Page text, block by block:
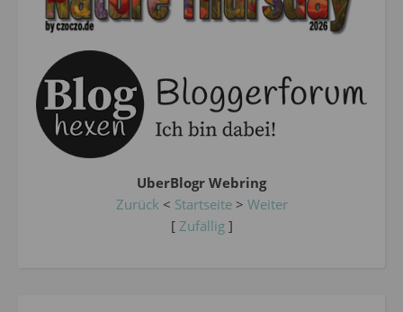
UberBlogr Webring
Zurück < Startseite> Weiter
[ Zufällig]